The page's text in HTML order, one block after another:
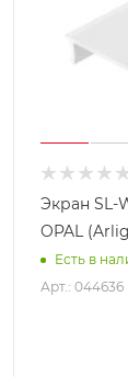
Экран SL-
OPAL
Есть в
Арт.: 044636